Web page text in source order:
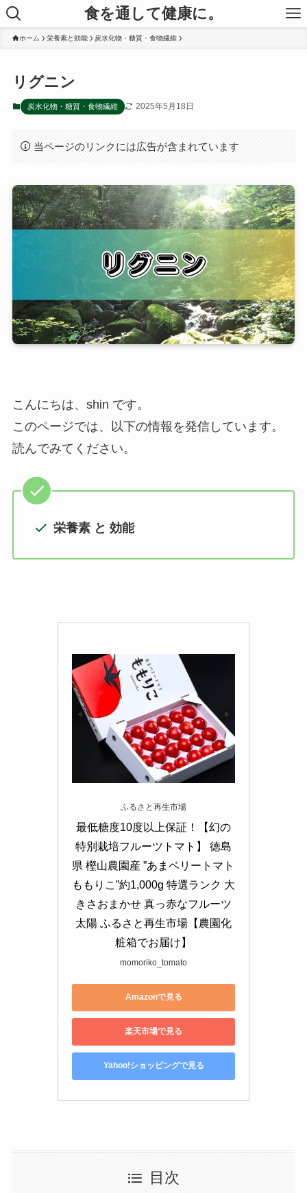
食を通して健康に。
ホーム 栄養素と効能 炭水化物・糖質・食物繊維
リグニン
炭水化物・糖質・食物繊維 2025年5月18日
当ページのリンクには広告が含まれています
こんにちは、shin です。
このページでは、以下の情報を発信しています。
読んでみてください。
栄養素 と 効能
ふるさと再生市場
最低糖度10度以上保証！【幻の
特別栽培フルーツトマト】 徳島
県 樫山農園産 ”あまベリートマト
ももりこ”約1,000g 特選ランク 大
きさおまかせ 真っ赤なフルーツ
太陽 ふるさと再生市場【農園化
粧箱でお届け】
momoriko_tomato
Amazonで見る
楽天市場で見る
Yahoo!ショッピングで見る
目次